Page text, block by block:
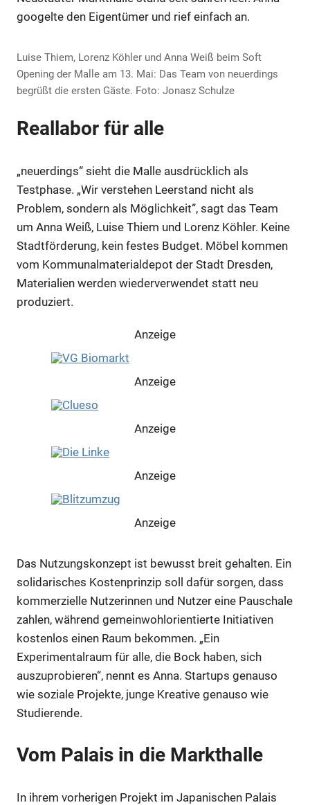
googelte den Eigentümer und rief einfach an.
Luise Thiem, Lorenz Köhler und Anna Weiß beim Soft
Opening der Malle am 13. Mai: Das Team von neuerdings
begrüßt die ersten Gäste. Foto: Jonasz Schulze
Reallabor für alle
„neuerdings“ sieht die Malle ausdrücklich als
Testphase. „Wir verstehen Leerstand nicht als
Problem, sondern als Möglichkeit“, sagt das Team
um Anna Weiß, Luise Thiem und Lorenz Köhler. Keine
Stadtförderung, kein festes Budget. Möbel kommen
vom Kommunalmaterialdepot der Stadt Dresden,
Materialien werden wiederverwendet statt neu
produziert.
Anzeige
Anzeige
Anzeige
Anzeige
Anzeige
Anzeige
Anzeige
Das Nutzungskonzept ist bewusst breit gehalten. Ein
solidarisches Kostenprinzip soll dafür sorgen, dass
kommerzielle Nutzerinnen und Nutzer eine Pauschale
zahlen, während gemeinwohlorientierte Initiativen
kostenlos einen Raum bekommen. „Ein
Experimentalraum für alle, die Bock haben, sich
auszuprobieren“, nennt es Anna. Startups genauso
wie soziale Projekte, junge Kreative genauso wie
Studierende.
Vom Palais in die Markthalle
In ihrem vorherigen Projekt im Japanischen Palais